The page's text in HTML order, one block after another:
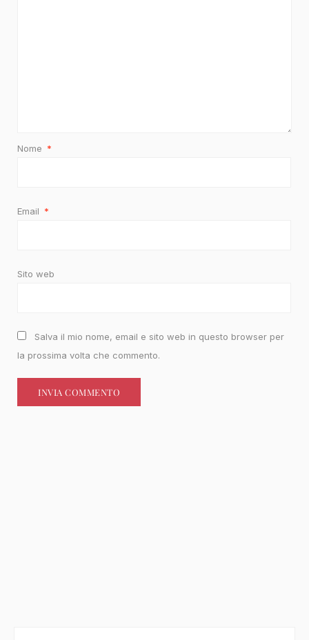
Nome *
Email *
Sito web
Salva il mio nome, email e sito web in questo browser per
la prossima volta che commento.